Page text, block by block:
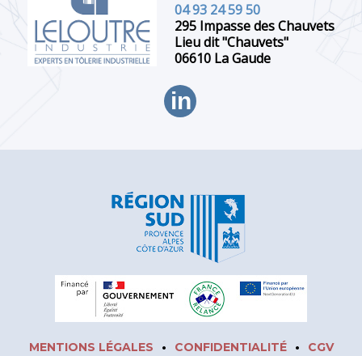
04 93 24 59 50
295 Impasse des Chauvets
Lieu dit "Chauvets"
06610 La Gaude
in
MENTIONS LÉGALES • CONFIDENTIALITÉ • CGV